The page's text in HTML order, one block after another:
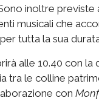
inoltre previste
musicali che
tutta la sua
alle 10.40 con la
tra le colline
con